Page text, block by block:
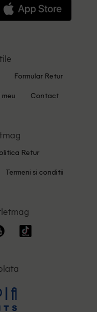
Formular Retur
Contact
Retur
Termeni si conditii